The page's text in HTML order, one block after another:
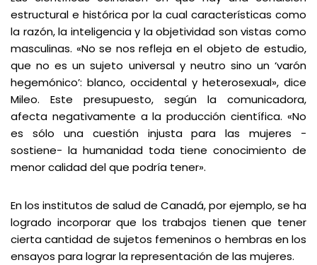
estructural e histórica por la cual características como
la razón, la inteligencia y la objetividad son vistas como
masculinas. «No se nos refleja en el objeto de estudio,
que no es un sujeto universal y neutro sino un ‘varón
hegemónico’: blanco, occidental y heterosexual», dice
Mileo. Este presupuesto, según la comunicadora,
afecta negativamente a la producción científica. «No
es sólo una cuestión injusta para las mujeres -
sostiene- la humanidad toda tiene conocimiento de
menor calidad del que podría tener».
En los institutos de salud de Canadá, por ejemplo, se ha
logrado incorporar que los trabajos tienen que tener
cierta cantidad de sujetos femeninos o hembras en los
ensayos para lograr la representación de las mujeres.